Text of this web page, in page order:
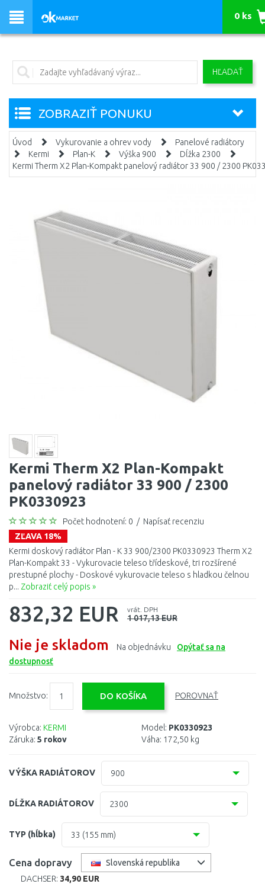
HĽADAŤ
0 ks
ZOBRAZIŤ PONUKU
Úvod Vykurovanie a ohrev vody
Panelové radiátory
Kermi
Plan-K Výška 900
Dĺžka 2300
Kermi Therm X2 Plan-Kompakt panelový radiátor 33 900 / 2300
Kermi Therm X2 Plan-Kompakt
panelový radiátor 33 900 / 2300
PK0330923
Počet hodnotení: 0 / Napísať recenziu
ZĽAVA 18%
Kermi doskový radiátor Plan - K 33 900/2300 PK0330923 Therm X2
Plan-Kompakt 33 - Vykurovacie teleso třídeskové, tri rozšírené
prestupné plochy - Doskové vykurovacie teleso s hladkou čelnou
p... Zobraziť celý popis »
832,32 EUR vrát. DPH
1 017,13 EUR
Nie je skladom Na objednávku
Opýtať sa na
dostupnosť
Množstvo: POROVNAŤ
Výrobca: KERMI
Záruka: 5 rokov
Model: PK0330923
Váha: 172,50 kg
VÝŠKA RADIÁTOROV 900
400
500
559
DĹŽKA RADIÁTOROV 2300
500
TYP (hĺbka) 33 (155 mm)
10 (61 mm)
Cena dopravy
Slovenská republika
DACHSER: 34,90 EUR